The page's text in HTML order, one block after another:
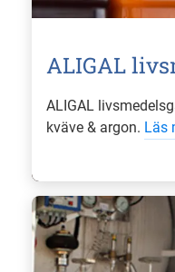
ALIGAL
ALIGAL
kväve & argon. Läs